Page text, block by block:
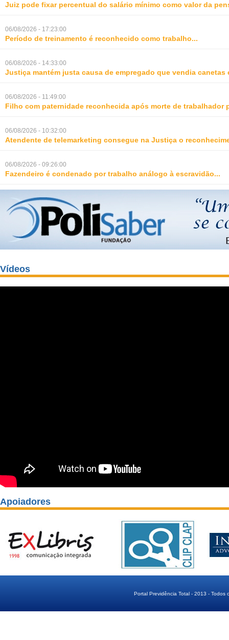
Juiz pode fixar percentual do salário mínimo como valor da
06/08/2026 - 17:23:00
Período de treinamento é reconhecido como trabalho...
06/08/2026 - 14:33:00
Justiça mantém justa causa de empregado que vendia canetas
06/08/2026 - 11:49:00
Filho com paternidade reconhecida após morte de trabalhador
06/08/2026 - 10:32:00
Atendente de telemarketing consegue na Justiça o
06/08/2026 - 09:26:00
Fazendeiro é condenado por trabalho análogo à escravidão...
Vídeos
Apoiadores
Portal Previdência Total - 2013 - Todos